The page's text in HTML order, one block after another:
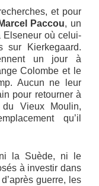
et pour
Marcel Paccou, un
Elseneur où celui-
sur Kierkegaard.
un jour à
Colombe et le
Aucun ne leur
pour retourner à
du Vieux Moulin,
qu’il
ni la Suède, ni le
à investir dans
guerre, les